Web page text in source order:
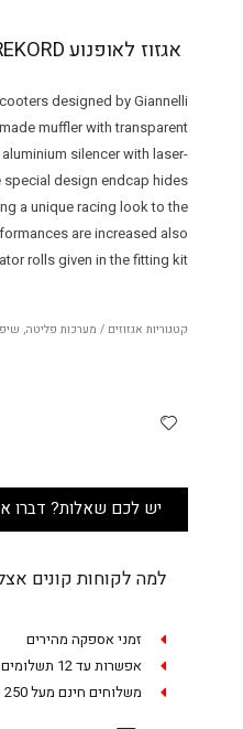
אגזוז לאופנוע OLIVER CITY CPI 2005 / REKORD
designed by Giannelli
muffler with transparent
silencer with laser-
design endcap hides
a unique racing look to the
are increased also
rolls given in the fitting kit.
קטגוריות אגזוזים / מערכות פליטה,
יש לכם שאלות? דברו
למה לקוחות קונים
זמני אספקה מהירים
אפשרות עד 12 תשלומים ללא ריבית
משלוחים חינם מעל 250 ש״ח